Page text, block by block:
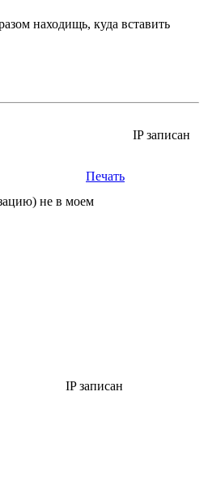
находищь, куда вставить
IP записан
Печать
не в моем
IP записан